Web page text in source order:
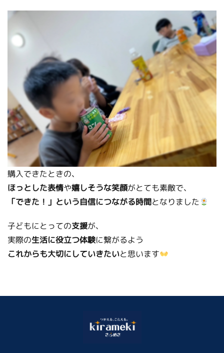
購入できたときの、
ほっとした表情や嬉しそうな笑顔がとても素敵で、
「できた！」という自信につながる時間となりました
子どもにとっての支援が、
実際の生活に役立つ体験に繋がるよう
これからも大切にしていきたいと思います